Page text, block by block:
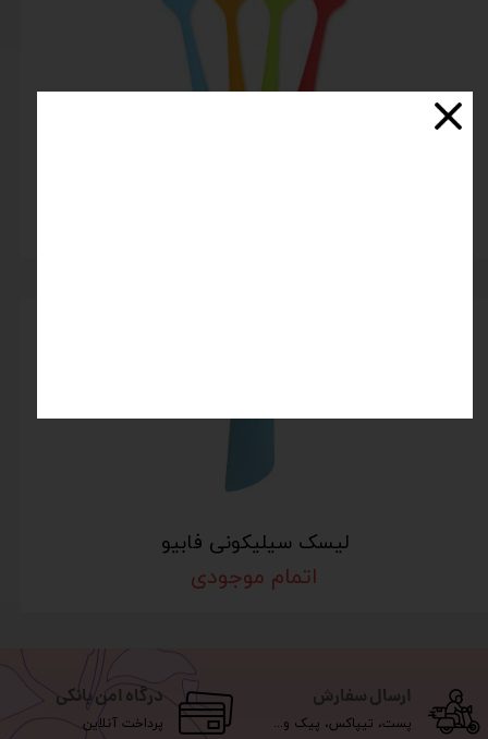
لیسک سیلیکونی فابیو
اتمام موجودی
ارسال سفارش
پست، تیپاکس، پیک و...
درگاه امن بانکی
پرداخت آنلاین